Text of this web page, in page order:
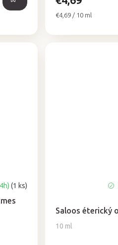
Jednotková
€4,69 / 10 ml
(1 ks)
Saloos éterický
10 ml
produktu
5,0